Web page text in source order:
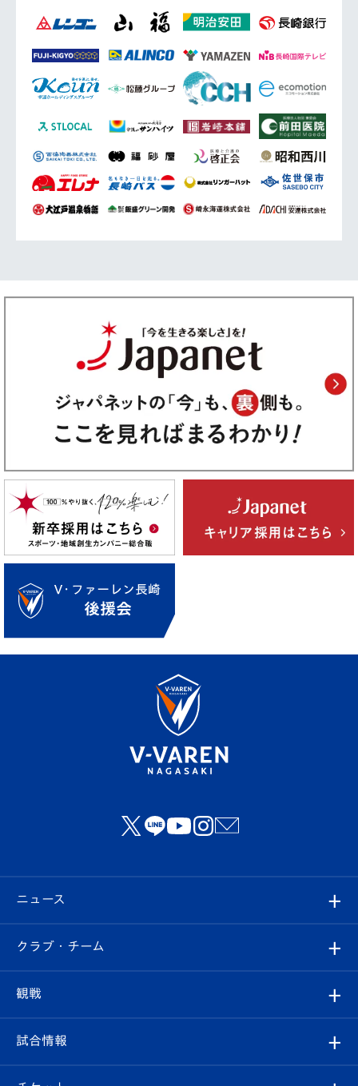
ニュース
すべて
クラブ
試合情報
クラブ・チーム
クラブ概要
観戦
観戦ルール
試合情報